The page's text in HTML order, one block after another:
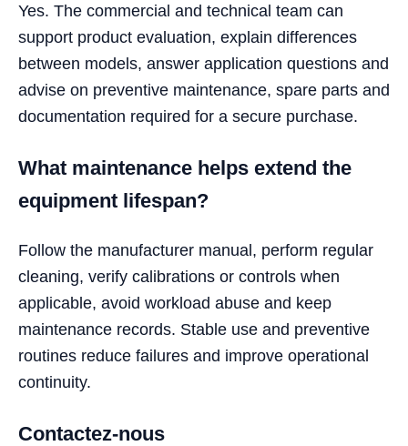
Yes. The commercial and technical team can
support product evaluation, explain differences
between models, answer application questions and
advise on preventive maintenance, spare parts and
documentation required for a secure purchase.
What maintenance helps extend the
equipment lifespan?
Follow the manufacturer manual, perform regular
cleaning, verify calibrations or controls when
applicable, avoid workload abuse and keep
maintenance records. Stable use and preventive
routines reduce failures and improve operational
continuity.
Contactez-nous